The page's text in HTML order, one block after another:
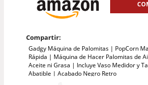
Compartir:
Gadgy Máquina de Palomitas | PopCorn
Rápida | Máquina de Hacer Palomitas de
Aceite ni Grasa | Incluye Vaso Medidor y
Abatible | Acabado Negro Retro